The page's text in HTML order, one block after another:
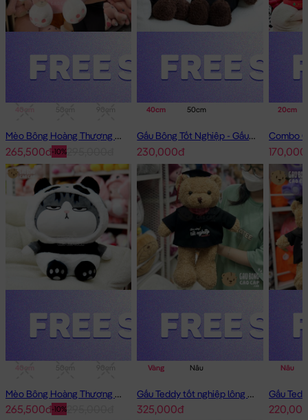
1m
Mèo Bông Hoàng Thượng Cosplay Thỏ Hồng
-10%
265,500đ
40cm 50cm
Gấu Bông Tốt Nghiệp - Gấu Teddy tốt nghiệp lông xù màu Nâu
230,000đ
20cm
1m
Mèo Bông Hoàng Thượng Cosplay Panda
-10%
265,500đ
Vàng Nâu
Gấu Teddy tốt nghiệp lông xù 50cm
325,000đ
Nâu